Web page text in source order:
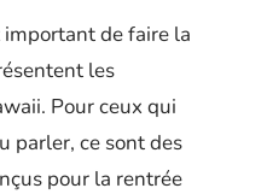
de faire la
les
Pour ceux qui
parler, ce sont des
pour la rentrée